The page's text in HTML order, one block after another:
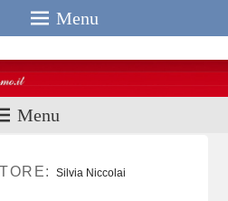
Menu
Menu
Silvia Niccolai